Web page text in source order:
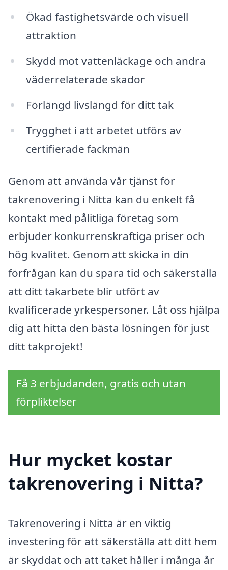
Ökad fastighetsvärde och visuell
attraktion
Skydd mot vattenläckage och andra
väderrelaterade skador
Förlängd livslängd för ditt tak
Trygghet i att arbetet utförs av
certifierade fackmän
Genom att använda vår tjänst för
takrenovering i Nitta kan du enkelt få
kontakt med pålitliga företag som
erbjuder konkurrenskraftiga priser och
hög kvalitet. Genom att skicka in din
förfrågan kan du spara tid och säkerställa
att ditt takarbete blir utfört av
kvalificerade yrkespersoner. Låt oss hjälpa
dig att hitta den bästa lösningen för just
ditt takprojekt!
Få 3 erbjudanden, gratis och utan
förpliktelser
Hur mycket kostar
takrenovering i Nitta?
Takrenovering i Nitta är en viktig
investering för att säkerställa att ditt hem
är skyddat och att taket håller i många år